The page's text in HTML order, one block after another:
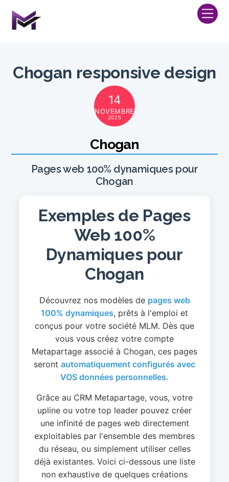
content
Chogan responsive design
14
NOVEMBRE
2025
Chogan
Pages web 100% dynamiques pour
Chogan
Exemples de Pages
Web 100%
Dynamiques pour
Chogan
Découvrez nos modèles de pages web
100% dynamiques, prêts à l'emploi et
conçus pour votre société MLM. Dès que
vous vous créez votre compte
Metapartage associé à Chogan, ces pages
seront automatiquement configurés avec
VOS données personnelles.
Grâce au CRM Metapartage, vous, votre
upline ou votre top leader pouvez créer
une infinité de pages web directement
exploitables par l'ensemble des membres
du réseau, ou simplement utiliser celles
déjà existantes. Voici ci-dessous une liste
non exhaustive de quelques créations